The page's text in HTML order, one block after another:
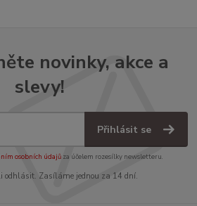
novinky, akce a
slevy!
Přihlásit se
osobních údajůza účelem rozesílky newsletteru.
odhlásit. Zasíláme jednou za 14 dní.